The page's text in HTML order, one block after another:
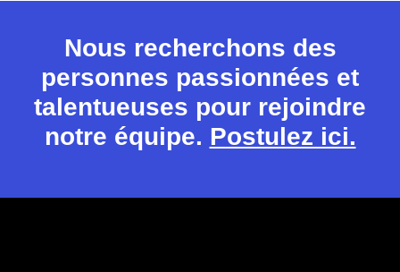
Nous recherchons des
personnes passionnées et
talentueuses pour rejoindre
notre équipe. Postulez ici.